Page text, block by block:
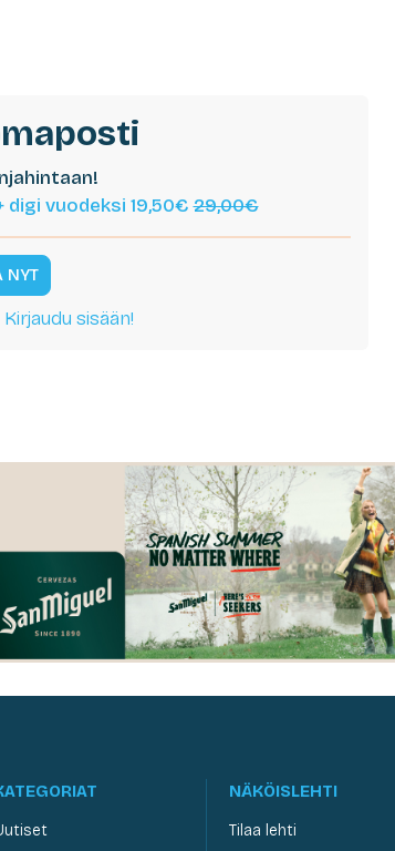
digi vuodeksi 19,50€29,00€
NYT
sisään!
NÄKÖISLEHTI
Tilaa lehti